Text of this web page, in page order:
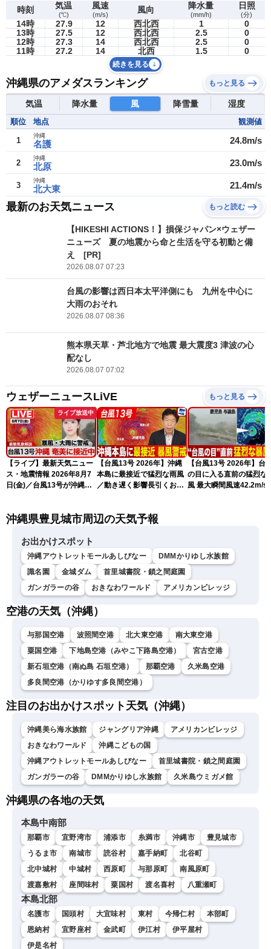
時刻 気温
(℃)
風速
(m/s) 風向 降水量
(mm/h)
日照
(分)
14時 27.9 12 西北西 1
0
13時
27.5 12 西北西 2.5
0
12時
27.3 14 西北西 2.5
0
11時
27.2 14 北西 1.5 0
続きを見る
沖縄県のアメダスランキング もっと見る
気温 降水量 風 降雪量 湿度
順位 地点 観測値
1 名護
沖縄 24.8m/s
2 北原
沖縄 23.0m/s
3 北大東
沖縄 21.4m/s
最新のお天気ニュース もっと読む
【HIKESHI ACTIONS！】損保ジャパン×ウェザー
ニューズ 夏の地震から命と生活を守る初動と備
え [PR]
2026.08.07 07:23
台風の影響は西日本太平洋側にも 九州を中心に
大雨のおそれ
2026.08.07 08:36
熊本県天草・芦北地方で地震 最大震度3 津波の心
配なし
2026.08.07 07:02
ウェザーニュースLiVE もっと見る
ライブ放送中
【ライブ】最新天気ニュー
ス・地震情報 2026年8月7
日(金)／台風13号が沖縄・
ュースLiVEアフタヌーン・
【台風13号 2026年】沖縄
本島に最接近で猛烈な雨風
／動き遅く影響長引くおそ
【台風13号 2026年】台
の目に入る直前の猛烈な
風 最大瞬間風速42.2m/s
沖縄県豊見城市周辺の天気予報
お出かけスポット
沖縄アウトレットモールあしびなー
DMMかりゆし水族館
識名園
金城ダム
首里城書院・鎖之間庭園
ガンガラーの谷
おきなわワールド アメリカンビレッジ
空港の天気（沖縄）
与那国空港 波照間空港 北大東空港
南大東空港
粟国空港
下地島空港（みやこ下路島空港）
宮古空港
新石垣空港（南ぬ島 石垣空港）
那覇空港
久米島空港
多良間空港（かりゆす多良間空港）
注目のお出かけスポット天気（沖縄）
沖縄美ら海水族館 ジャングリア沖縄
アメリカンビレッジ
おきなわワールド
沖縄こどもの国
沖縄アウトレットモールあしびなー
首里城書院・鎖之間庭園
ガンガラーの谷
DMMかりゆし水族館 久米島ウミガメ館
沖縄県の各地の天気
本島中南部
那覇市 宜野湾市 浦添市 糸満市 沖縄市
豊見城市
うるま市
南城市 読谷村 嘉手納町
北谷町
北中城村
中城村 西原町 与那原町
南風原町
渡嘉敷村
座間味村 粟国村 渡名喜村 八重瀬町
本島北部
名護市 国頭村 大宜味村 東村 今帰仁村
本部町
恩納村
宜野座村 金武町 伊江村
伊平屋村
伊是名村